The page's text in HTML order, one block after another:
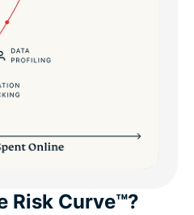
Risk Curve™?